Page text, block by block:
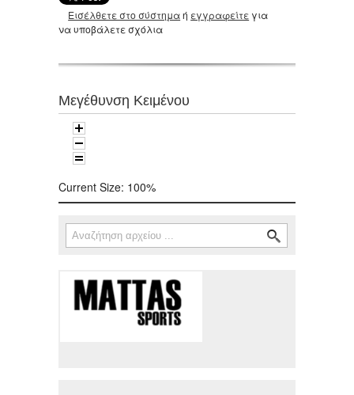
Εισέλθετε στο σύστημαή εγγραφείτε για
να υποβάλετε σχόλια
Μεγέθυνση Κειμένου
Current Size: 100%
Φόρμα αναζήτησης
Αναζήτηση